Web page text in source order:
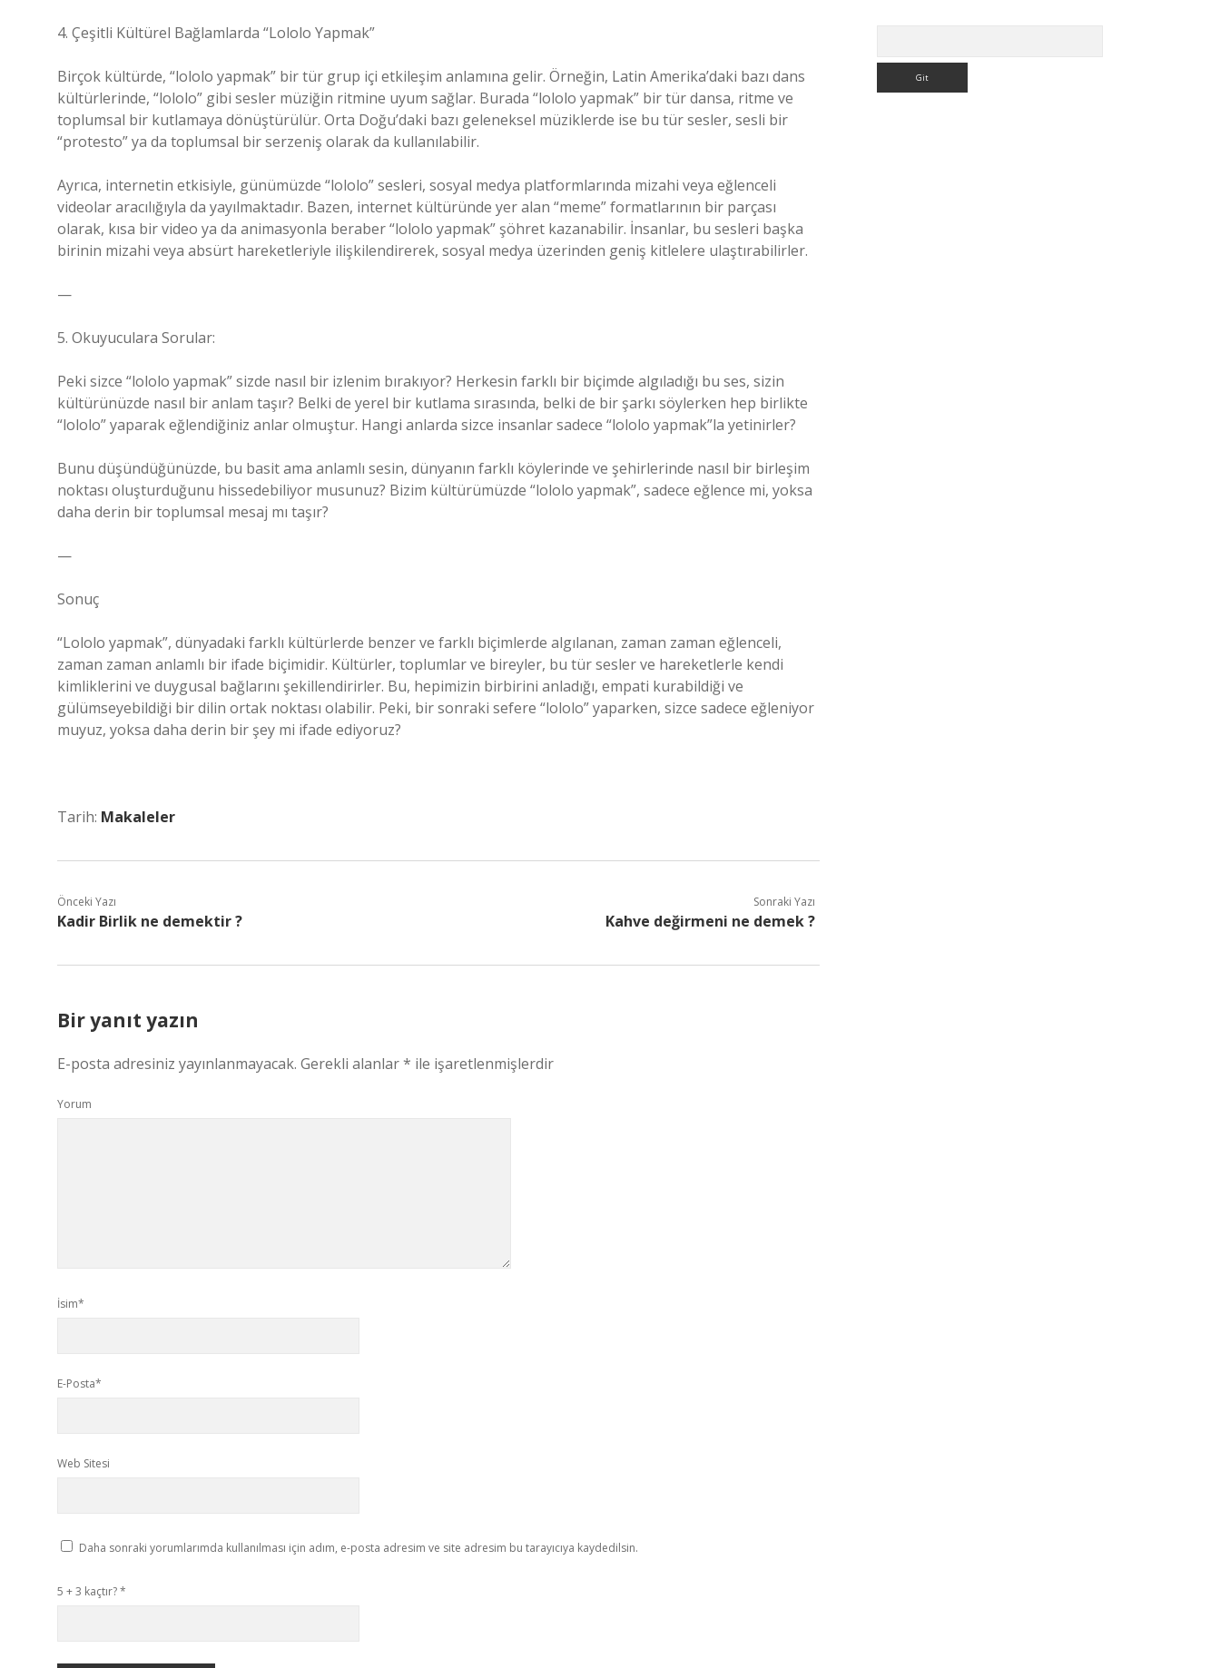
4. Çeşitli Kültürel Bağlamlarda “Lololo Yapmak”
Birçok kültürde, “lololo yapmak” bir tür grup içi etkileşim anlamına gelir. Örneğin, Latin Amerika’daki bazı dans
kültürlerinde, “lololo” gibi sesler müziğin ritmine uyum sağlar. Burada “lololo yapmak” bir tür dansa, ritme ve
toplumsal bir kutlamaya dönüştürülür. Orta Doğu’daki bazı geleneksel müziklerde ise bu tür sesler, sesli bir
“protesto” ya da toplumsal bir serzeniş olarak da kullanılabilir.
Ayrıca, internetin etkisiyle, günümüzde “lololo” sesleri, sosyal medya platformlarında mizahi veya eğlenceli
videolar aracılığıyla da yayılmaktadır. Bazen, internet kültüründe yer alan “meme” formatlarının bir parçası
olarak, kısa bir video ya da animasyonla beraber “lololo yapmak” şöhret kazanabilir. İnsanlar, bu sesleri başka
birinin mizahi veya absürt hareketleriyle ilişkilendirerek, sosyal medya üzerinden geniş kitlelere ulaştırabilirler.
—
5. Okuyuculara Sorular:
Peki sizce “lololo yapmak” sizde nasıl bir izlenim bırakıyor? Herkesin farklı bir biçimde algıladığı bu ses, sizin
kültürünüzde nasıl bir anlam taşır? Belki de yerel bir kutlama sırasında, belki de bir şarkı söylerken hep birlikte
“lololo” yaparak eğlendiğiniz anlar olmuştur. Hangi anlarda sizce insanlar sadece “lololo yapmak”la yetinirler?
Bunu düşündüğünüzde, bu basit ama anlamlı sesin, dünyanın farklı köylerinde ve şehirlerinde nasıl bir birleşim
noktası oluşturduğunu hissedebiliyor musunuz? Bizim kültürümüzde “lololo yapmak”, sadece eğlence mi, yoksa
daha derin bir toplumsal mesaj mı taşır?
—
Sonuç
“Lololo yapmak”, dünyadaki farklı kültürlerde benzer ve farklı biçimlerde algılanan, zaman zaman eğlenceli,
zaman zaman anlamlı bir ifade biçimidir. Kültürler, toplumlar ve bireyler, bu tür sesler ve hareketlerle kendi
kimliklerini ve duygusal bağlarını şekillendirirler. Bu, hepimizin birbirini anladığı, empati kurabildiği ve
gülümseyebildiği bir dilin ortak noktası olabilir. Peki, bir sonraki sefere “lololo” yaparken, sizce sadece eğleniyor
muyuz, yoksa daha derin bir şey mi ifade ediyoruz?
Tarih: Makaleler
Önceki Yazı
Kadir Birlik ne demektir ?
Sonraki Yazı
Kahve değirmeni ne demek ?
Bir yanıt yazın
E-posta adresiniz yayınlanmayacak. Gerekli alanlar* ile işaretlenmişlerdir
Yorum
İsim*
E-Posta*
Web Sitesi
Daha sonraki yorumlarımda kullanılması için adım, e-posta adresim ve site adresim bu tarayıcıya kaydedilsin.
5 + 3 kaçtır?*